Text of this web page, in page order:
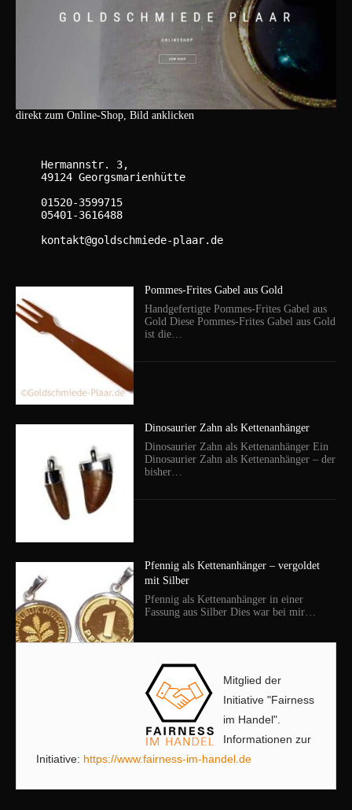
direkt zum Online-Shop, Bild anklicken
Pommes-Frites Gabel aus Gold
Handgefertigte Pommes-Frites Gabel aus
Gold Diese Pommes-Frites Gabel aus Gold
ist die…
Dinosaurier Zahn als Kettenanhänger
Dinosaurier Zahn als Kettenanhänger Ein
Dinosaurier Zahn als Kettenanhänger – der
bisher…
Pfennig als Kettenanhänger – vergoldet
mit Silber
Pfennig als Kettenanhänger in einer
Fassung aus Silber Dies war bei mir…
Mitglied der
Initiative "Fairness
im Handel".
Informationen zur
Initiative: https://www.fairness-im-handel.de